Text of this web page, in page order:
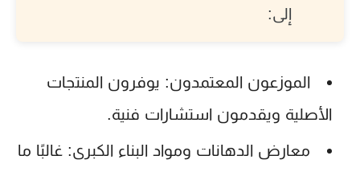
إلى:
الموزعون المعتمدون: يوفرون المنتجات
الأصلية ويقدمون استشارات فنية.
معارض الدهانات ومواد البناء الكبرى: غالبًا ما